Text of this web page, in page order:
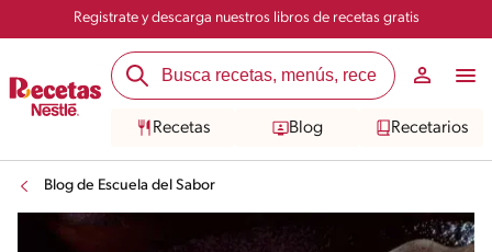
Registrate y descarga nuestros libros de recetas gratis
Recetas Blog Recetarios
Blog de Escuela del Sabor